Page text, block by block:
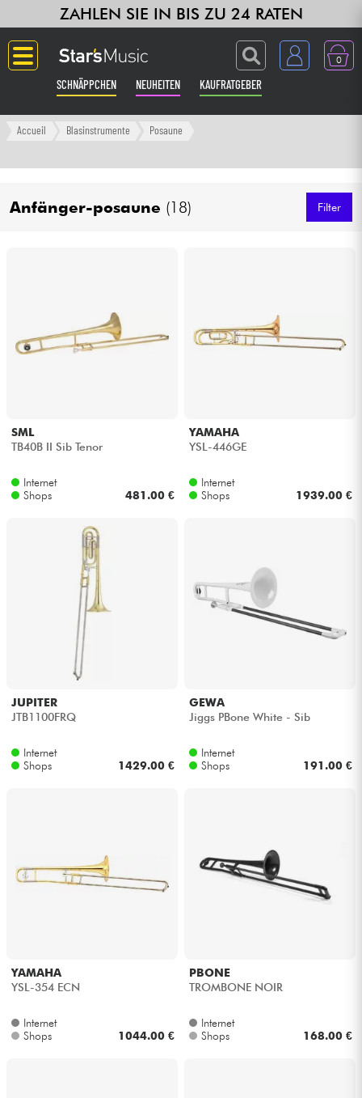
ZAHLEN SIE IN BIS ZU 24 RATEN
0
SCHNÄPPCHEN NEUHEITEN KAUFRATGEBER
Langue
Verstärker & Effekte
Studio
Licht
Drums
Blasinstrumente
Violinen & Quartett
Kinder
Kabel & Zubehöre
Sehen Sie sich unsere Marken an
Accueil Blasinstrumente Posaune
Anfänger-posaune (18) Filter
SML
TB40B II Sib Tenor
Internet
Shops
481.00 €
YAMAHA
YSL-446GE
Internet
Shops
1939.00 €
JUPITER
JTB1100FRQ
Internet
Shops
1429.00 €
GEWA
Jiggs PBone White - Sib
Internet
Shops
191.00 €
YAMAHA
YSL-354 ECN
Internet
Shops
1044.00 €
PBONE
TROMBONE NOIR
Internet
Shops
168.00 €